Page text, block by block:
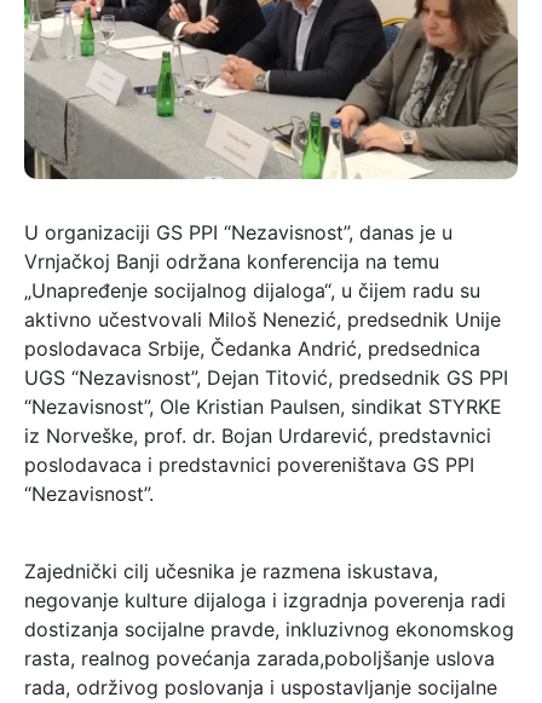
U organizaciji GS PPI “Nezavisnost”, danas je u
Vrnjačkoj Banji održana konferencija na temu
„Unapređenje socijalnog dijaloga“, u čijem radu su
aktivno učestvovali Miloš Nenezić, predsednik Unije
poslodavaca Srbije, Čedanka Andrić, predsednica
UGS “Nezavisnost”, Dejan Titović, predsednik GS PPI
“Nezavisnost”, Ole Kristian Paulsen, sindikat STYRKE
iz Norveške, prof. dr. Bojan Urdarević, predstavnici
poslodavaca i predstavnici povereništava GS PPI
“Nezavisnost”.
Zajednički cilj učesnika je razmena iskustava,
negovanje kulture dijaloga i izgradnja poverenja radi
dostizanja socijalne pravde, inkluzivnog ekonomskog
rasta, realnog povećanja zarada,poboljšanje uslova
rada, održivog poslovanja i uspostavljanje socijalne